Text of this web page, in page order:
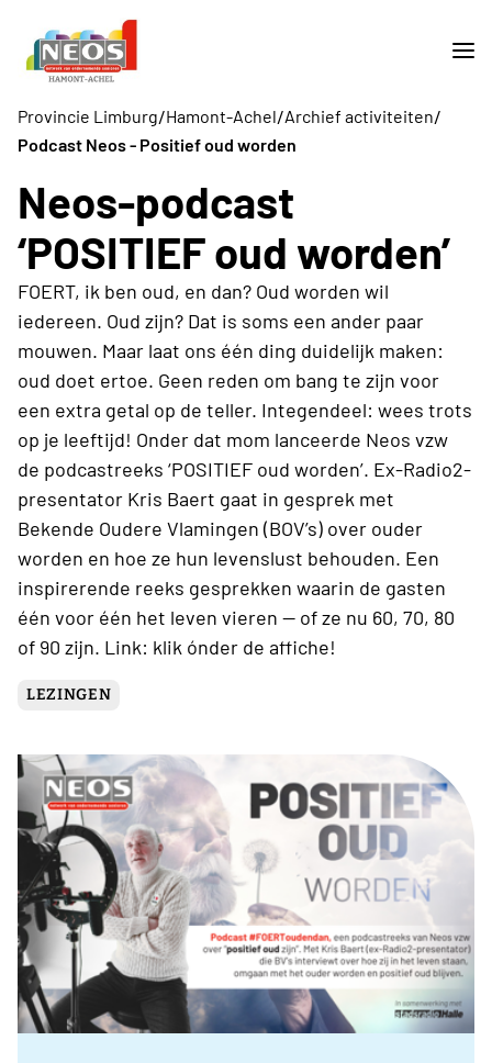
Provincie Limburg/Hamont-Achel/Archief activiteiten/
Podcast Neos - Positief oud worden
Neos-podcast
‘POSITIEF oud worden’
FOERT, ik ben oud, en dan? Oud worden wil
iedereen. Oud zijn? Dat is soms een ander paar
mouwen. Maar laat ons één ding duidelijk maken:
oud doet ertoe. Geen reden om bang te zijn voor
een extra getal op de teller. Integendeel: wees trots
op je leeftijd! Onder dat mom lanceerde Neos vzw
de podcastreeks ‘POSITIEF oud worden’. Ex-Radio2-
presentator Kris Baert gaat in gesprek met
Bekende Oudere Vlamingen (BOV’s) over ouder
worden en hoe ze hun levenslust behouden. Een
inspirerende reeks gesprekken waarin de gasten
één voor één het leven vieren — of ze nu 60, 70, 80
of 90 zijn. Link: klik ónder de affiche!
LEZINGEN